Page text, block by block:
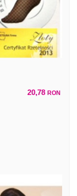
20,78 RON